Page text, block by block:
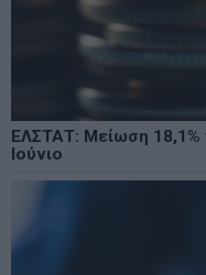
ΕΛΣΤΑΤ: Μείωση 18,1%
Ιούνιο